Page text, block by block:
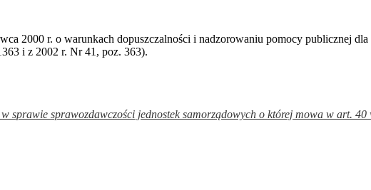
2000 r. o warunkach dopuszczalności i nadzorowaniu pomocy publicznej
i z 2002 r. Nr 41, poz. 363).
sprawie sprawozdawczości jednostek samorządowych o której mowa w art. 40